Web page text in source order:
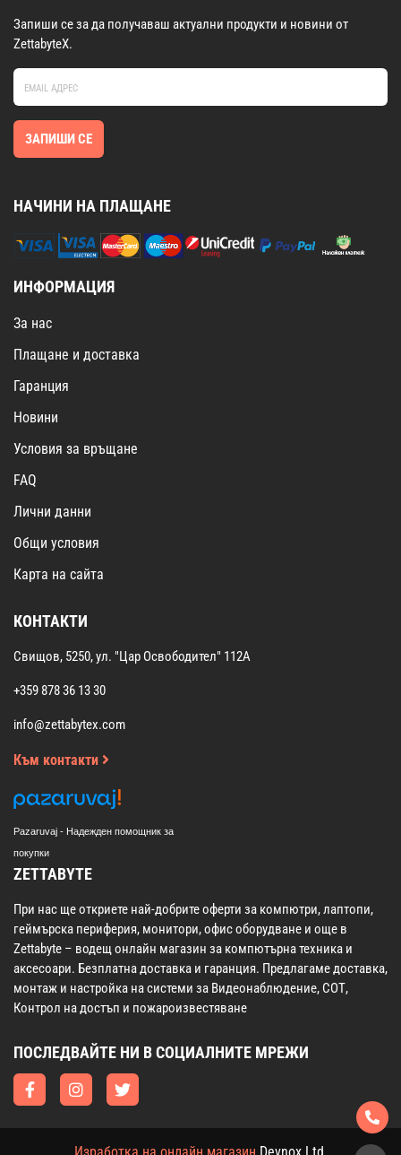
Запиши се за да получаваш актуални продукти и новини от
ZettabyteX.
ЗАПИШИ СЕ
НАЧИНИ НА ПЛАЩАНЕ
ИНФОРМАЦИЯ
За нас
Плащане и доставка
Гаранция
Новини
Условия за връщане
FAQ
Лични данни
Общи условия
Карта на сайта
КОНТАКТИ
Свищов, 5250, ул. "Цар Освободител" 112А
+359 878 36 13 30
info@zettabytex.com
Към контакти
Pazaruvaj - Надежден помощник за
покупки
ZETTABYTE
При нас ще откриете най-добрите оферти за компютри, лаптопи,
геймърска периферия, монитори, офис оборудване и още в
Zettabyte – водещ онлайн магазин за компютърна техника и
аксесоари. Безплатна доставка и гаранция. Предлагаме доставка,
монтаж и настройка на системи за Видеонаблюдение, СОТ,
Контрол на достъп и пожароизвестяване
ПОСЛЕДВАЙТЕ НИ В СОЦИАЛНИТЕ МРЕЖИ